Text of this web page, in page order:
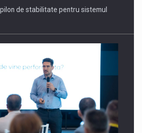
RETHINK STRATEGY-Finantare
de stabilitate pentru sistemul